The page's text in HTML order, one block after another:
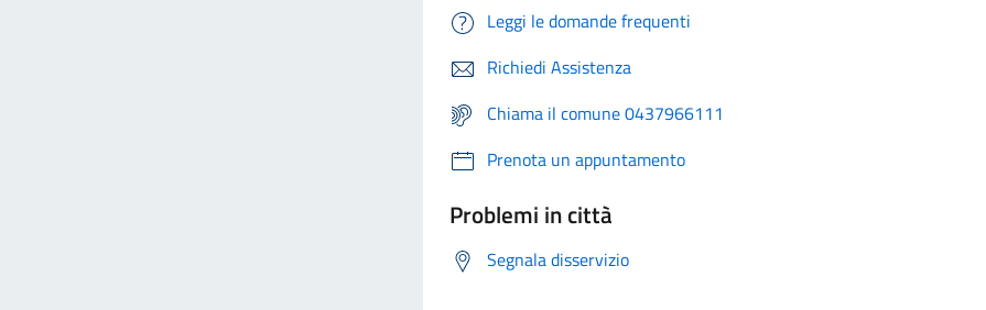
Leggi le domande frequenti
Richiedi Assistenza
Chiama il comune 0437966111
Prenota un appuntamento
Problemi in città
Segnala disservizio